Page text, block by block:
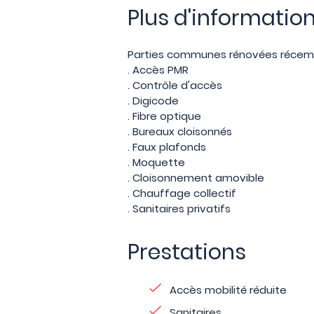
Plus
Parties communes rénovées
. Accès PMR
. Contrôle d'accès
. Digicode
. Fibre optique
. Bureaux cloisonnés
. Faux plafonds
. Moquette
. Cloisonnement amovible
. Chauffage collectif
. Sanitaires privatifs
Prestations
Accès mobilité réduite